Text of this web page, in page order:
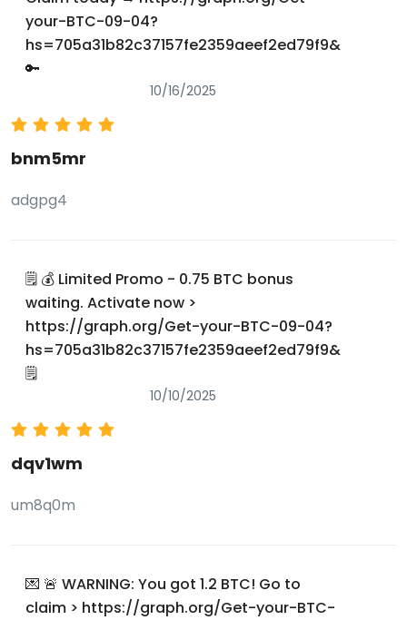
your-BTC-09-04?
hs=705a31b82c37157fe2359aeef2ed79f9&
🔑
10/16/2025
bnm5mr
adgpg4
🗒 💰 Limited Promo - 0.75 BTC bonus
waiting. Activate now >
https://graph.org/Get-your-BTC-09-04?
hs=705a31b82c37157fe2359aeef2ed79f9&
🗒
10/10/2025
dqv1wm
um8q0m
💌 🚨 WARNING: You got 1.2 BTC! Go to
claim > https://graph.org/Get-your-BTC-